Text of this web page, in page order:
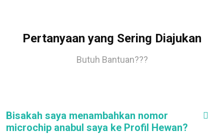
Pertanyaan yang Sering Diajukan
Butuh Bantuan???
Bisakah saya menambahkan nomor
microchip anabul saya ke Profil Hewan?